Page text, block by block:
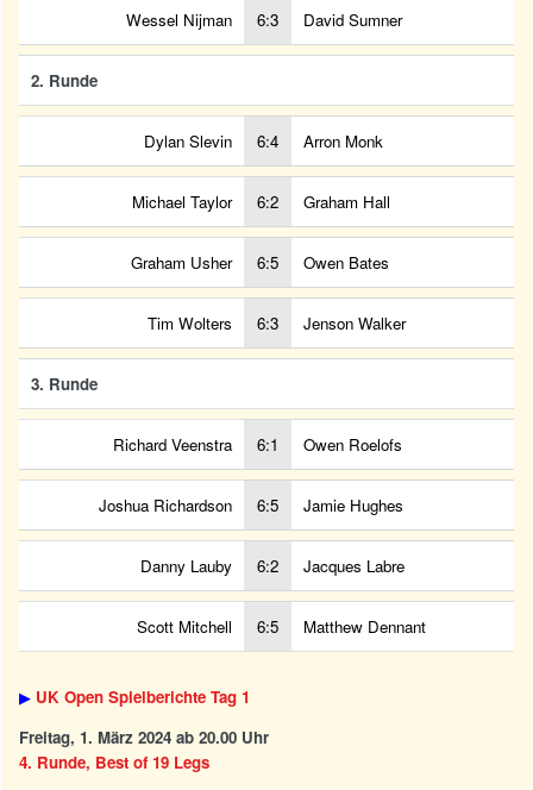
Wessel Nijman 6:3 David Sumner
2. Runde
Dylan Slevin 6:4 Arron Monk
Michael Taylor 6:2 Graham Hall
Graham Usher 6:5 Owen Bates
Tim Wolters 6:3 Jenson Walker
3. Runde
Richard Veenstra 6:1 Owen Roelofs
Joshua Richardson 6:5 Jamie Hughes
Danny Lauby 6:2 Jacques Labre
Scott Mitchell 6:5 Matthew Dennant
▶ UK Open Spielberichte Tag 1
Freitag, 1. März 2024 ab 20.00 Uhr
4. Runde, Best of 19 Legs